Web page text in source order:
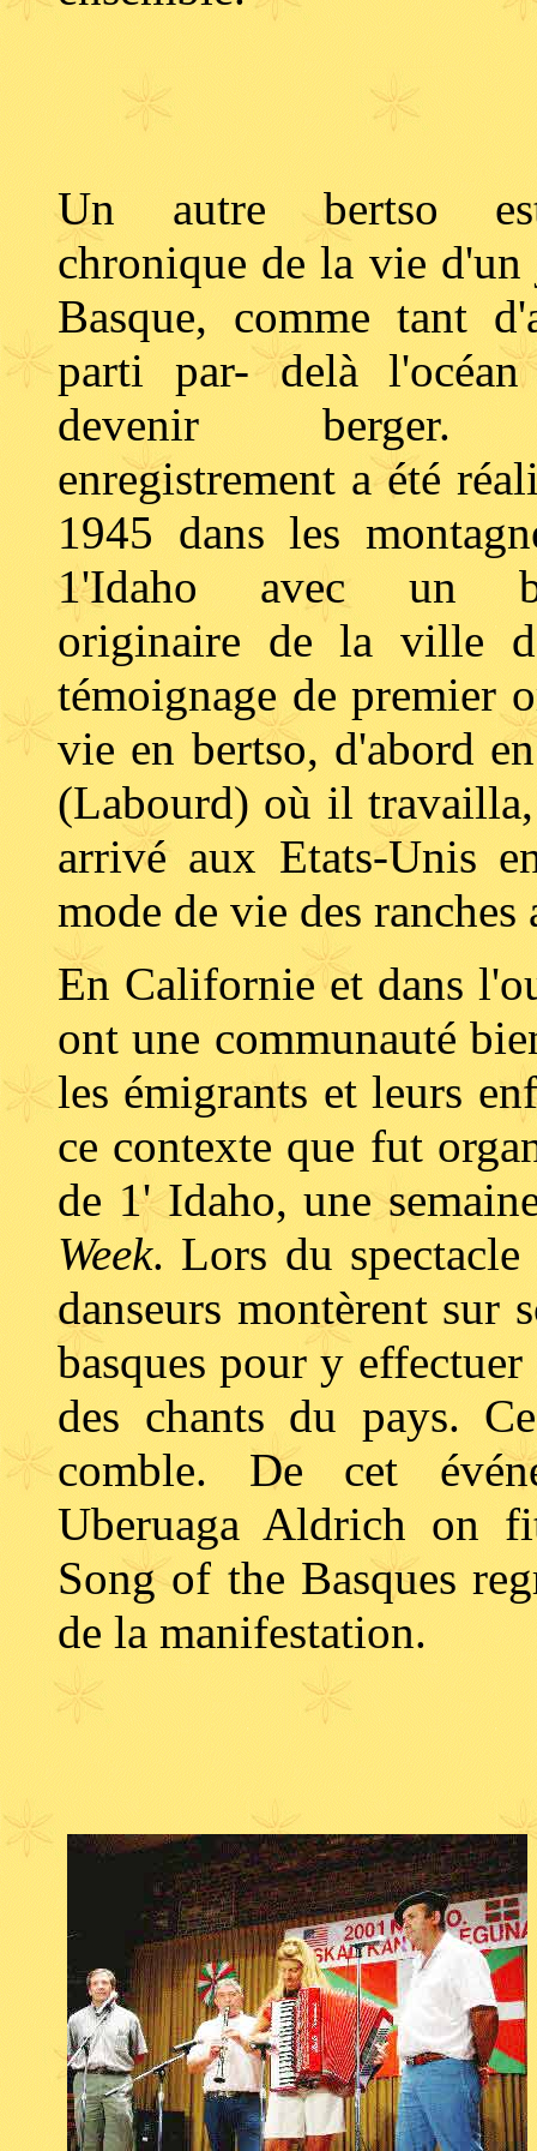
Un autre bertso
chronique de la vie d'un
Basque, comme tant
parti par- delà
devenir berger.
enregistrement a été
1945 dans les
1'Idaho avec un
originaire de la ville
témoignage de premier
vie en bertso, d'abord
(Labourd) où il
arrivé aux Etats-Unis
mode de vie des ranches
En Californie et dans
ont une communauté
les émigrants et leurs
ce contexte que fut
de 1' Idaho, une
Week. Lors du
danseurs montèrent sur
basques pour y
des chants du pays.
comble. De cet
Uberuaga Aldrich on
Song of the Basques
de la manifestation.